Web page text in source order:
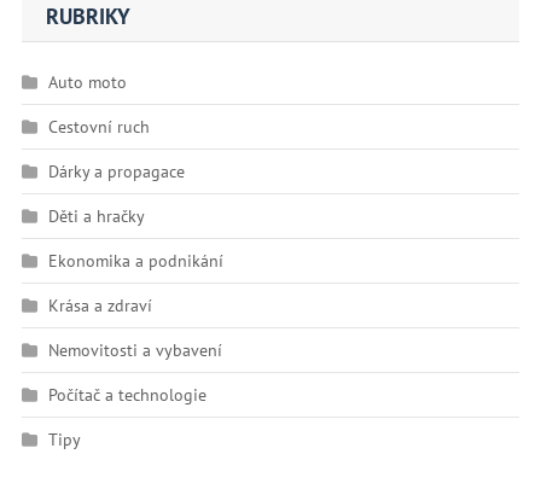
RUBRIKY
Auto moto
Cestovní ruch
Dárky a propagace
Děti a hračky
Ekonomika a podnikání
Krása a zdraví
Nemovitosti a vybavení
Počítač a technologie
Tipy